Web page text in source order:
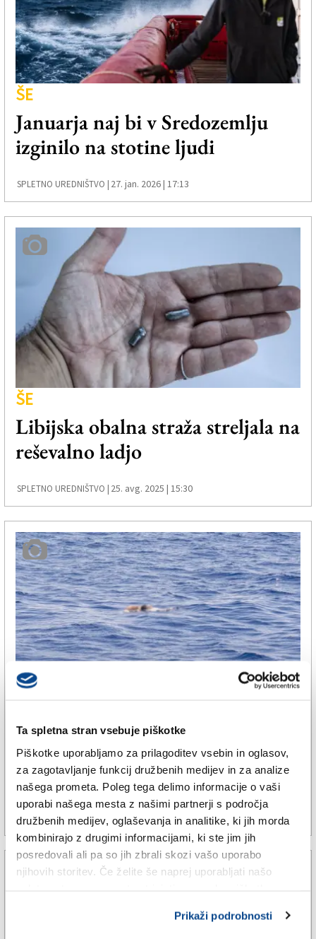
Ta spletna stran vsebuje piškotke
Piškotke uporabljamo za prilagoditev vsebin in oglasov,
za zagotavljanje funkcij družbenih medijev in za analize
našega prometa. Poleg tega delimo informacije o vaši
uporabi našega mesta z našimi partnerji s področja
družbenih medijev, oglaševanja in analitike, ki jih morda
kombinirajo z drugimi informacijami, ki ste jim jih
posredovali ali pa so jih zbrali skozi vašo uporabo
njihovih storitev. Če želite še naprej uporabljati našo
Prikaži podrobnosti
ŠE
Januarja naj bi v Sredozemlju
izginilo na stotine ljudi
SPLETNO UREDNIŠTVO | 27. jan. 2026 | 17:13
ŠE
Libijska obalna straža streljala na
reševalno ladjo
SPLETNO UREDNIŠTVO | 25. avg. 2025 | 15:30
Reševalna ladja Life Support
pred Libijo iz morja potegnila
trupli
SPLETNO UREDNIŠTVO | 28. jun. 2025 | 15:35